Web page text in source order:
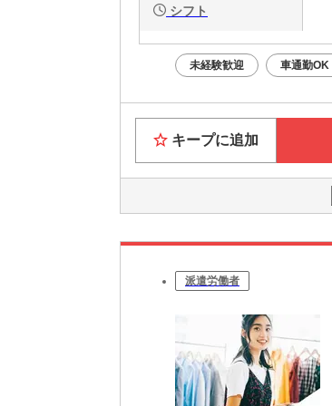
シフト
未経験歓迎 車通勤OK
キープに追加
派遣労働者